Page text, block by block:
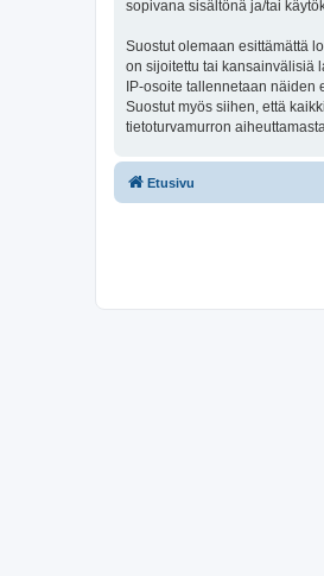
sopivana sisältönä ja/tai
Suostut olemaan esittämättä
on sijoitettu tai kansainvälisiä
IP-osoite tallennetaan
Suostut myös siihen, että
tietoturvamurron
Etusivu